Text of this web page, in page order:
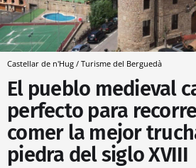
Castellar de n'Hug / Turisme del Berguedà
El pueblo medieval
perfecto para
comer la mejor
piedra del siglo XVIII